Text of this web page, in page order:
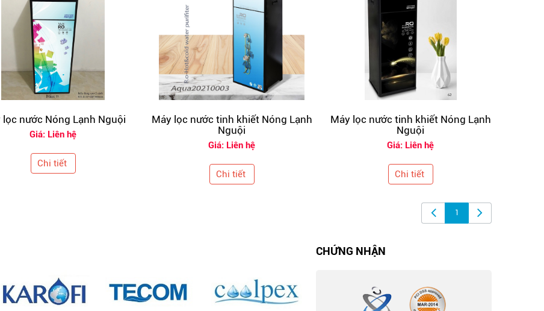
lọc nước Nóng Lạnh Nguội
Giá: Liên hệ
Chi tiết
Máy lọc nước tinh khiết Nóng Lạnh
Nguội
Giá: Liên hệ
Chi tiết
Máy lọc nước tinh khiết Nóng Lạnh
Nguội
Giá: Liên hệ
Chi tiết
1
CHỨNG NHẬN